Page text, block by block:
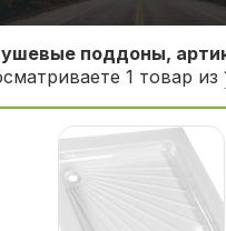
поддоны,
1 товар из